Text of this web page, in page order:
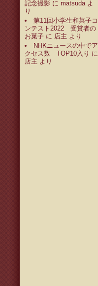
記念撮影 に matsudaよ
り
第11回小学生和菓子コ
ンテスト2022 受賞者の
お菓子 に 店主 より
NHKニュースの中でア
クセス数 TOP10入り に
店主 より